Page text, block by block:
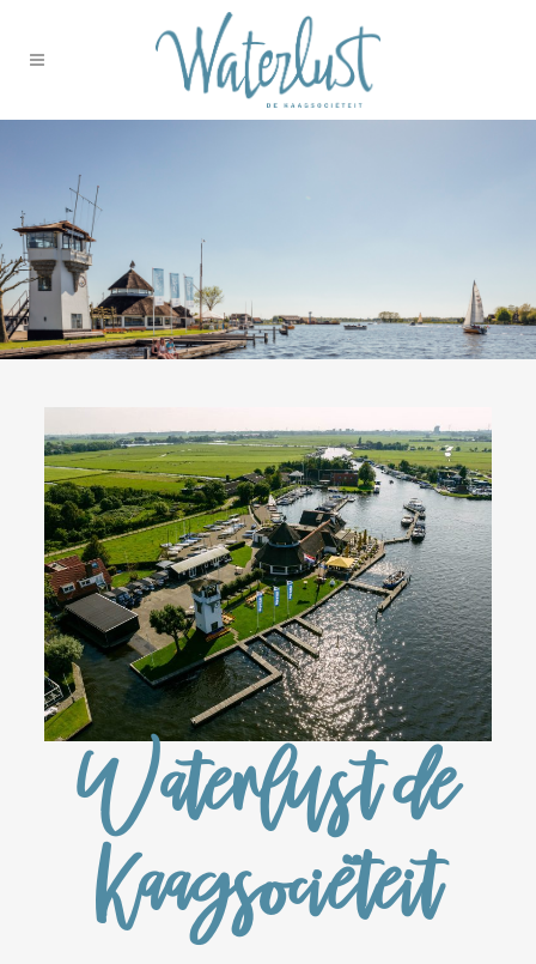
Waterlust de
Kaagsociëteit